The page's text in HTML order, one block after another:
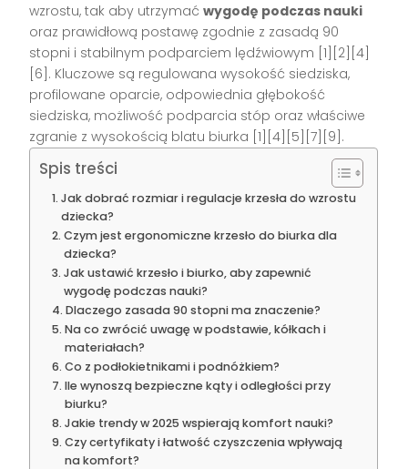
wzrostu, tak aby utrzymaćwygodę podczas nauki
oraz prawidłową postawę zgodnie z zasadą 90
stopni i stabilnym podparciem lędźwiowym [1][2][4]
[6]. Kluczowe są regulowana wysokość siedziska,
profilowane oparcie, odpowiednia głębokość
siedziska, możliwość podparcia stóp oraz właściwe
zgranie z wysokością blatu biurka [1][4][5][7][9].
Spis treści
Jak dobrać rozmiar i regulacje krzesła do wzrostu
dziecka?
Czym jest ergonomiczne krzesło do biurka dla
dziecka?
Jak ustawić krzesło i biurko, aby zapewnić
wygodę podczas nauki?
Dlaczego zasada 90 stopni ma znaczenie?
Na co zwrócić uwagę w podstawie, kółkach i
materiałach?
Co z podłokietnikami i podnóżkiem?
Ile wynoszą bezpieczne kąty i odległości przy
biurku?
Jakie trendy w 2025 wspierają komfort nauki?
Czy certyfikaty i łatwość czyszczenia wpływają
na komfort?